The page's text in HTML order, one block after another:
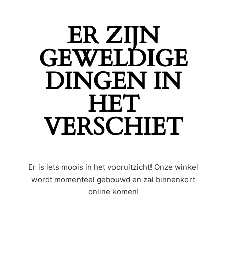
ER ZIJN
GEWELDIGE
DINGEN IN
HET
VERSCHIET
Er is iets moois in het vooruitzicht! Onze winkel
wordt momenteel gebouwd en zal binnenkort
online komen!